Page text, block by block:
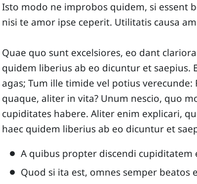
Isto modo ne improbos quidem, si essent
nisi te amor ipse ceperit. Utilitatis causa
Quae quo sunt excelsiores, eo dant
quidem liberius ab eo dicuntur et saepius.
agas; Tum ille timide vel potius verecunde:
quaque, aliter in vita? Unum nescio, quo
cupiditates habere. Aliter enim explicari,
haec quidem liberius ab eo dicuntur et
A quibus propter discendi cupiditatem
Quod si ita est, omnes semper beatos